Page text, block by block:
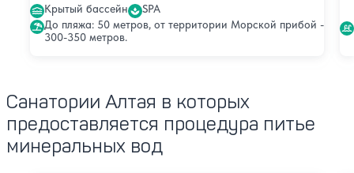
Крытый бассейн
SPA
До пляжа: 50 метров, от территории Морской прибой -
300-350 метров.
Санатории Алтая в которых
предоставляется процедура питье
минеральных вод